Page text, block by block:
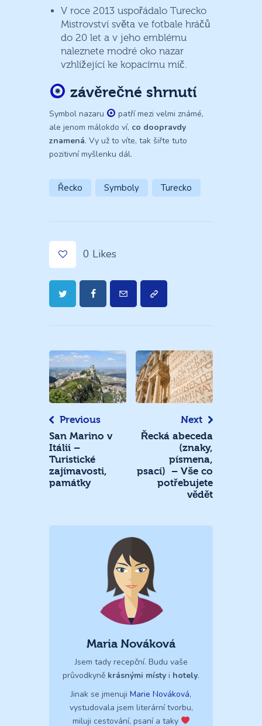
V roce 2013 uspořádalo Turecko
Mistrovství světa ve fotbale hráčů
do 20 let a v jeho emblému
naleznete modré oko nazar
vzhlížející ke kopacímu míč.
závěrečné shrnutí
Symbol nazaru
patří mezi velmi známé,
ale jenom málokdo ví, co doopravdy
znamená. Vy už to víte, tak šiřte tuto
pozitivní myšlenku dál.
Řecko Symboly Turecko
0 Likes
Navigace
pro
příspěvek
Previous
San Marino v
Itálii –
Turistické
zajímavosti,
památky
Next
Řecká abeceda
(znaky,
písmena,
psací) – Vše co
potřebujete
vědět
Maria Nováková
Jsem tady recepční. Budu vaše
průvodkyně krásnými místy i hotely.
Jinak se jmenuji Marie Nováková,
vystudovala jsem literární tvorbu,
miluji cestování, psaní a taky